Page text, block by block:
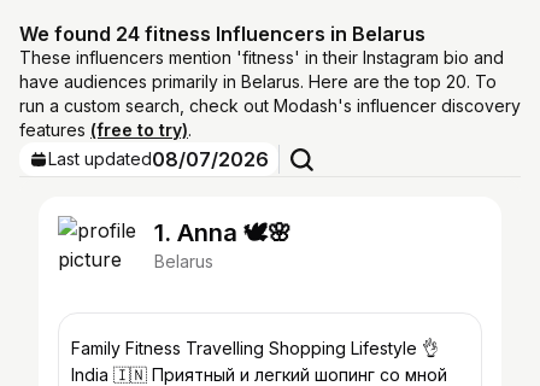
We found 24 fitness Influencers in Belarus
These influencers mention 'fitness' in their Instagram bio and
have audiences primarily in Belarus. Here are the top 20. To
run a custom search, check out Modash's influencer discovery
features (free to try).
Last updated08/07/2026
1. Anna 🕊️🌸
Belarus
Family Fitness Travelling Shopping Lifestyle 👌
India 🇮🇳 Приятный и легкий шопинг со мной